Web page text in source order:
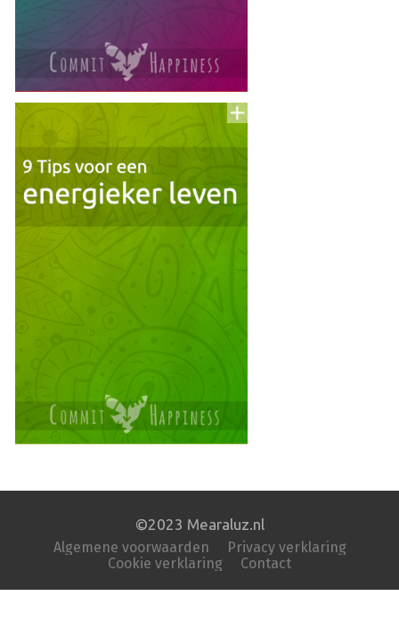
Voeg
to
Lijst
©2023 Mearaluz.nl
Algemene voorwaarden
Privacy verklaring
Cookie verklaring
Contact